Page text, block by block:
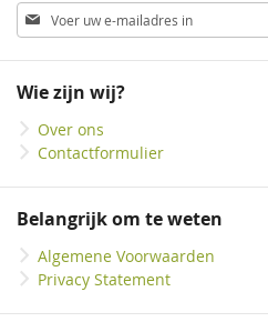
Abonneer
u
op
nieuwsbrief
Wie zijn wij?
Over ons
Contactformulier
Belangrijk om te weten
Algemene Voorwaarden
Privacy Statement